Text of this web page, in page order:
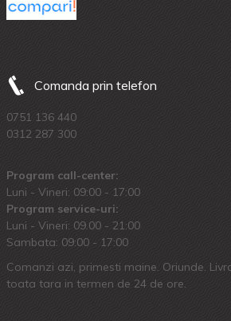
Comanda prin telefon
0751 136 440
0312 287 300
Program call-center:
Luni - Vineri: 09:00 - 17:00
Program service-uri:
Luni - Vineri: 09.00 - 21:00
Sambata: 09:00 - 17:00
Comanzi azi, primesti maine. Oriunde.
toata tara in termen de 24 de ore.